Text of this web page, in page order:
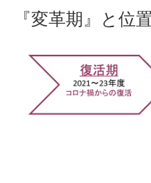
『変革期』と位